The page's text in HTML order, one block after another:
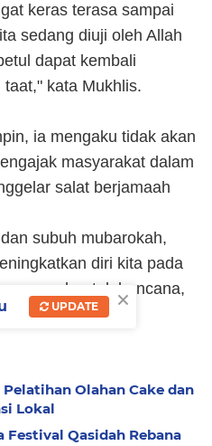
keras terasa sampai
sedang diuji oleh Allah
dapat kembali
kata Mukhlis.
ia mengaku tidak akan
masyarakat dalam
salat berjamaah
subuh mubarokah,
diri kita pada
bentuk bencana,
ujarnya.
Olahan Cake dan
Lokal
Qasidah Rebana
×
UPDATE